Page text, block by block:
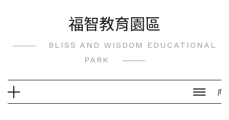
福智教育園區
BLISS AND WISDOM EDUCATIONAL
PARK